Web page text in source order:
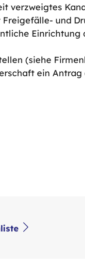
verzweigtes
und
Einrichtung
(siehe
ein Antrag